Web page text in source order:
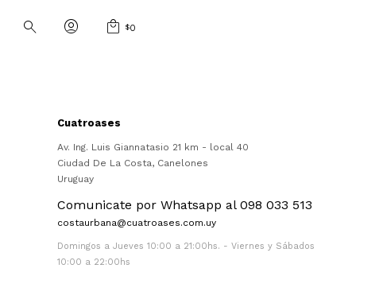
$0
Cuatroases
Av. Ing. Luis Giannatasio 21 km - local 40
Ciudad De La Costa, Canelones
Uruguay
Comunicate por Whatsapp al 098 033 513
costaurbana@cuatroases.com.uy
Domingos a Jueves 10:00 a 21:00hs. - Viernes y Sábados
10:00 a 22:00hs